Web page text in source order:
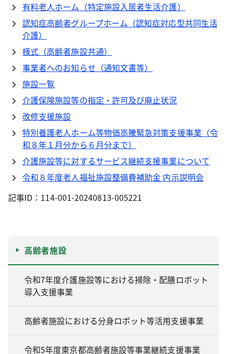
有料老人ホーム（特定施設入居者生活介護）
認知症高齢者グループホーム（認知症対応型共同生活
介護）
様式（高齢者施設共通）
事業者へのお知らせ（通知文書等）
施設一覧
介護保険施設等の指定・許可及び廃止状況
改修支援施設
特別養護老人ホーム等物価高騰緊急対策支援事業（令
和８年１月分から６月分まで）
介護施設等に対するサービス継続支援事業について
令和８年度老人福祉施設整備費補助金 内示説明会
記事ID：114-001-20240813-005221
高齢者施設
令和7年度介護施設等における掃除・配膳ロボット
導入支援事業
高齢者施設における分身ロボット等活用支援事業
令和5年度東京都高齢者施設等事業継続支援事業